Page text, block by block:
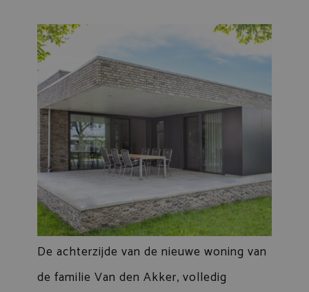
De achterzijde van de nieuwe woning van
de familie Van den Akker, volledig